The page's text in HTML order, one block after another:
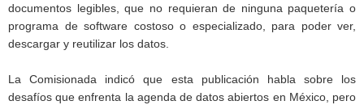
documentos legibles, que no requieran de ninguna paquetería o
programa de software costoso o especializado, para poder ver,
descargar y reutilizar los datos.
La Comisionada indicó que esta publicación habla sobre los
desafíos que enfrenta la agenda de datos abiertos en México, pero